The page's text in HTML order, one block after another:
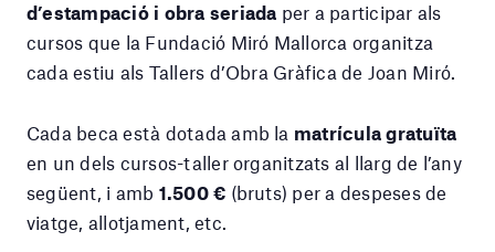
d’estampació i obra seriada per a participar als
cursos que la Fundació Miró Mallorca organitza
cada estiu als Tallers d’Obra Gràfica de Joan Miró.
Cada beca està dotada amb la matrícula gratuïta
en un dels cursos-taller organitzats al llarg de l’any
següent, i amb 1.500 € (bruts) per a despeses de
viatge, allotjament, etc.